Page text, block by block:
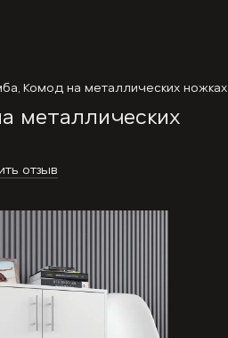
Комод на металлических ножках
металлических
отзыв